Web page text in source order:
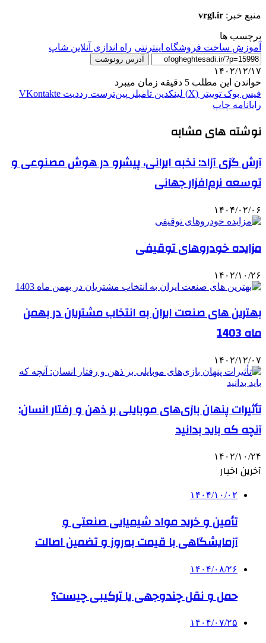
منبع خبر: vrgl.ir
برچسب ها
آموزش ساخت فروشگاه اینترنتی راه اندازی آنلاین شاپ
آدرس رونوشت
۱۴۰۲/۱۲/۱۷
خواندن این مطلب 5 دقیقه زمان میبرد
فیس بوک توییتر (X) لینکدین ‫تامبلر ‫پین‌ترست ‫رددیت ‫VKontakte
رایانامه چاپ
نوشته های مشابه
آرش گزی آزاد: نخبه ایرانی، پیشرو در هوش مصنوعی و
توسعه نرم‌افزار جهانی
۱۴۰۴/۰۲/۰۶
مزایده خودروهای توقیفی
۱۴۰۲/۱۰/۲۶
بهترین های صنعت ایران به انتخاب مشتریان در بهمن
ماه 1403
۱۴۰۲/۱۲/۰۷
تأثیرات پنهان بازی‌های موبایلی بر ذهن و رفتار انسان:
آنچه که باید بدانید
۱۴۰۲/۱۰/۲۴
آخرین اخبار
۱۴۰۴/۱۰/۰۲
تأمین و خرید مواد شیمیایی صنعتی و
آزمایشگاهی با قیمت به‌روز و تضمین اصالت
۱۴۰۴/۰۸/۲۶
حمل و نقل چندوجهی یا ترکیبی چیست؟
۱۴۰۴/۰۷/۲۵